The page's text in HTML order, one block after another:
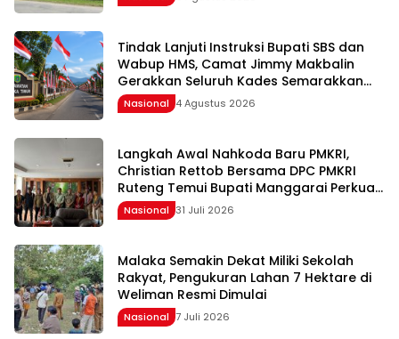
Tindak Lanjuti Instruksi Bupati SBS dan
Wabup HMS, Camat Jimmy Makbalin
Gerakkan Seluruh Kades Semarakkan
HUT ke-81 RI
Nasional 4 Agustus 2026
Langkah Awal Nahkoda Baru PMKRI,
Christian Rettob Bersama DPC PMKRI
Ruteng Temui Bupati Manggarai Perkuat
Kolaborasi Masa Depan
Nasional 31 Juli 2026
Malaka Semakin Dekat Miliki Sekolah
Rakyat, Pengukuran Lahan 7 Hektare di
Weliman Resmi Dimulai
Nasional 7 Juli 2026